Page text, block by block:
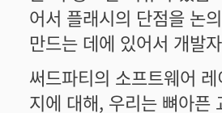
어서 플래시의 단점을 논
만드는 데에 있어서 개발
써드파티의 소프트웨어
지에 대해, 우리는 뼈아픈